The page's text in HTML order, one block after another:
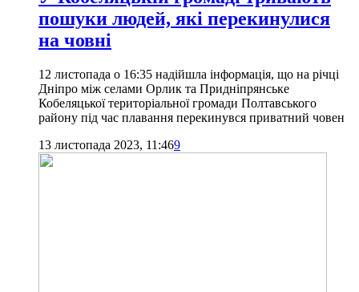
пошуки людей, які перекинулися
на човні
12 листопада о 16:35 надійшла інформація, що на річці
Дніпро між селами Орлик та Придніпрянське
Кобеляцької територіальної громади Полтавського
району під час плавання перекинувся приватний човен
13 листопада 2023, 11:469